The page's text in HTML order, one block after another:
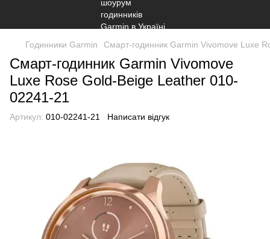
Годинники Garmin Смарт-годинник Garmin Vivomove Luxe
Смарт-годинник Garmin Vivomove
Luxe Rose Gold-Beige Leather 010-
02241-21
Артикул: 010-02241-21 Написати відгук